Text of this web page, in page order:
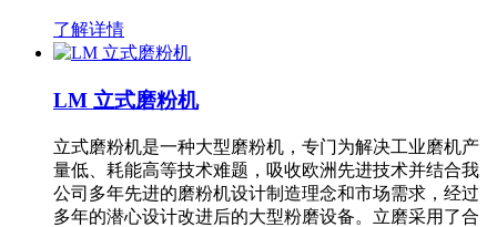
了解详情
LM 立式磨粉机
立式磨粉机是一种大型磨粉机，专门为解决工业磨机产
量低、耗能高等技术难题，吸收欧洲先进技术并结合我
公司多年先进的磨粉机设计制造理念和市场需求，经过
多年的潜心设计改进后的大型粉磨设备。立磨采用了合